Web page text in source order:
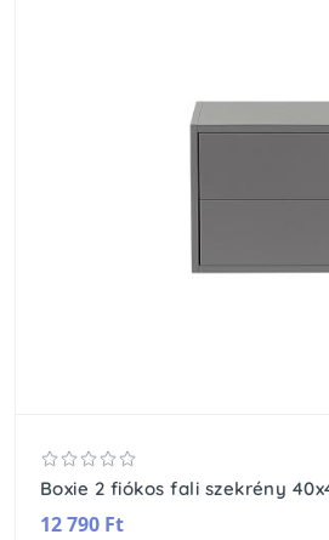
Boxie 2 fiókos fali szekrény
12 790 Ft